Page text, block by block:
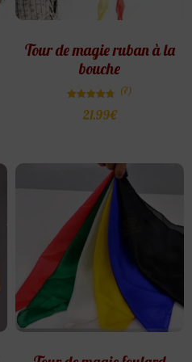
Tour de magie ruban à la
bouche
4.71
(7)
21.99€